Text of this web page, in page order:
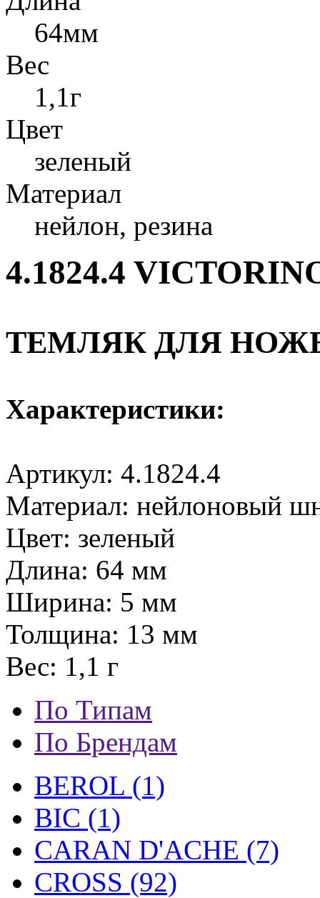
64мм
Вес
1,1г
Цвет
зеленый
Материал
нейлон, резина
4.1824.4
ТЕМЛЯК ДЛЯ
Характеристики:
Артикул: 4.1824.4
Материал: нейлоновый
Цвет: зеленый
Длина: 64 мм
Ширина: 5 мм
Толщина: 13 мм
Вес: 1,1 г
По Типам
По Брендам
BEROL (1)
BIC (1)
CARAN D'ACHE (7)
CROSS (92)